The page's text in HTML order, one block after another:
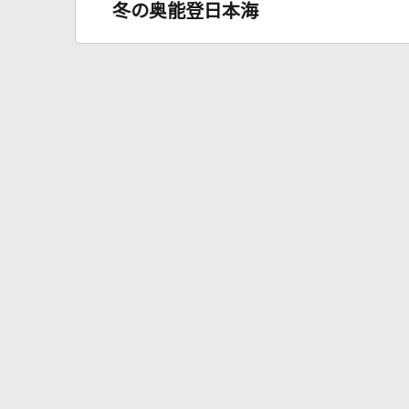
冬の奥能登日本海